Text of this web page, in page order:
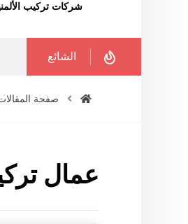
شركات تركيب
الشائع
صفحة
عمال